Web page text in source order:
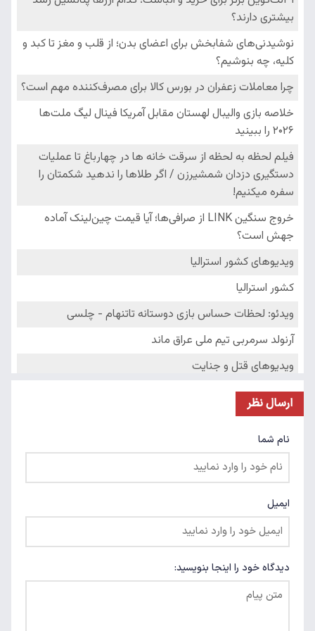
ارسال نظر
نام شما
ایمیل
دیدگاه خود را اینجا بنویسید: